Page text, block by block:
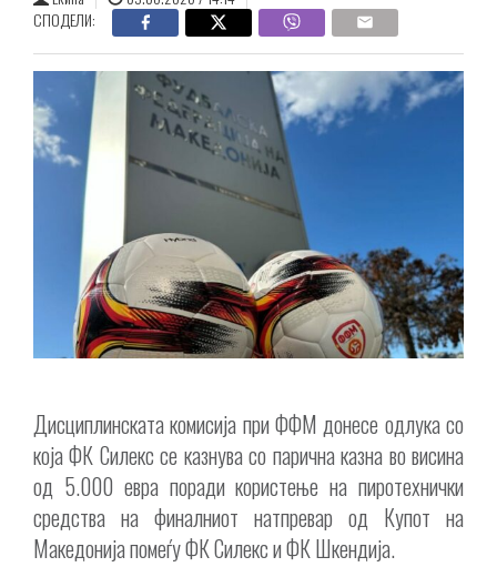
СПОДЕЛИ:
Дисциплинската комисија при ФФМ донесе одлука со
која ФК Силекс се казнува со парична казна во висина
од 5.000 евра поради користење на пиротехнички
средства на финалниот натпревар од Купот на
Македонија помеѓу ФК Силекс и ФК Шкендија.